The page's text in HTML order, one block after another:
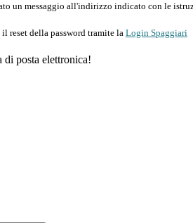
un messaggio all'indirizzo indicato con le
reset della password tramite la Login Spaggiari
di posta elettronica!